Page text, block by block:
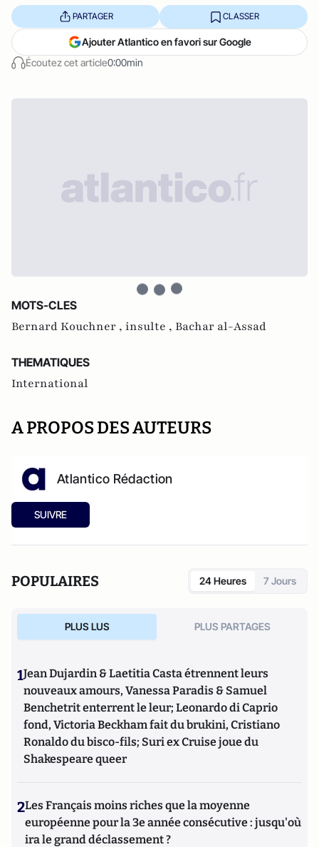
Écoutez cet article0:00min
PARTAGER CLASSER
Ajouter Atlantico en favori sur Google
MOTS-CLES
Bernard Kouchner , insulte , Bachar al-Assad
THEMATIQUES
International
A PROPOS DES AUTEURS
Atlantico Rédaction
SUIVRE
POPULAIRES 24 Heures 7 Jours
PLUS LUS PLUS PARTAGES
1Jean Dujardin & Laetitia Casta étrennent leurs
nouveaux amours, Vanessa Paradis & Samuel
Benchetrit enterrent le leur; Leonardo di Caprio
fond, Victoria Beckham fait du brukini, Cristiano
Ronaldo du bisco-fils; Suri ex Cruise joue du
Shakespeare queer
2Les Français moins riches que la moyenne
européenne pour la 3e année consécutive : jusqu'où
ira le grand déclassement ?